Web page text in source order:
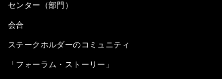
センター（部門）
会合
ステークホルダーのコミュニティ
「フォーラム・ストーリー」